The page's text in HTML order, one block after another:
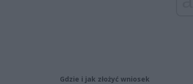
Gdzie i jak złożyć wniosek